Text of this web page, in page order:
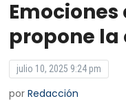
propone la
julio 10, 2025 9:24 pm
porRedacción